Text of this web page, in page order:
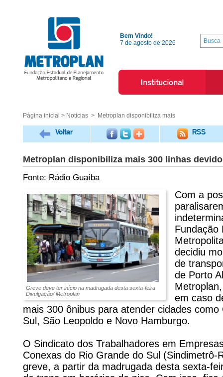
Bem Vindo!
7 de agosto de 2026
Institucional
Página inicial > Notícias > Metroplan disponibiliza mais
Voltar RSS
Metroplan disponibiliza mais 300 linhas
Fonte: Rádio Guaíba
Greve deve ter início na madrugada desta sexta-feira
Divulgação/ Metroplan
Com a
Fundação
decidiu
de
de Porto
em caso
mais 300 ônibus para atender cidades
Sul, São Leopoldo e Novo Hamburgo.
O Sindicato dos Trabalhadores em
Conexas do Rio Grande do Sul (Sindimetrô-
greve, a partir da madrugada desta sexta-